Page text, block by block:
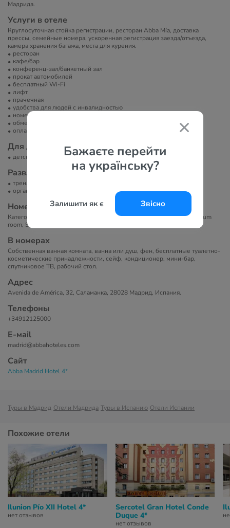
Бажаєте перейти
на українську?
Залишити як є Звісно
Мадрида.
Услуги в отеле
Круглосуточная стойка регистрации, ресторан Аbba Mía, доставка
прессы, семейные номера, ускоренная регистрация заезда/отъезда,
камера хранения багажа, места для курения.
ресторан
кафе/бар
конференц-зал/банкетный зал
прокат автомобилей
бесплатный Wi-Fi
лифт
прачечная
удобства для людей с инвалидностью
номера для некурящих
обмен валют
оплата платежными картами
Для детей
детская кроватка
Развлечение и спорт
тренажерный зал
организация экскурсий
Номера
Категории номеров: Abba room, Abba matrimonial room, Abba Premium
room, Suite, Junior Suite, Abba Family room.
В номерах
Собственная ванная комната, ванна или душ, фен, бесплатные туалетно-
косметические принадлежности, сейф, кондиционер, мини-бар,
спутниковое ТВ, рабочий стол.
Адрес
Avenida de América, 32, Саламанка, 28028 Мадрид, Испания.
Телефоны
+34912125000
Е-маil
madrid@abbahoteles.com
Сайт
Abba Madrid Hotel 4*
Туры в Мадрид Отели Мадрида Туры в Испанию Отели Испании
Похожие отели
Ilunion Pío XII Hotel 4*
нет отзывов
Sercotel Gran Hotel Conde
Duque 4*
нет отзывов